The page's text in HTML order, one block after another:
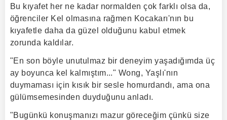
Bu kıyafet her ne kadar normalden çok farklı olsa da,
öğrenciler Kel olmasına rağmen Kocakarı'nın bu
kıyafetle daha da güzel olduğunu kabul etmek
zorunda kaldılar.
"En son böyle unutulmaz bir deneyim yaşadığımda üç
ay boyunca kel kalmıştım..." Wong, Yaşlı'nın
duymaması için kısık bir sesle homurdandı, ama ona
gülümsemesinden duyduğunu anladı.
"Bugünkü konuşmanızı mazur göreceğim çünkü size